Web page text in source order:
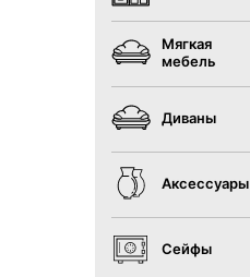
Мягкая
мебель
Диваны
Аксессуары
Сейфы